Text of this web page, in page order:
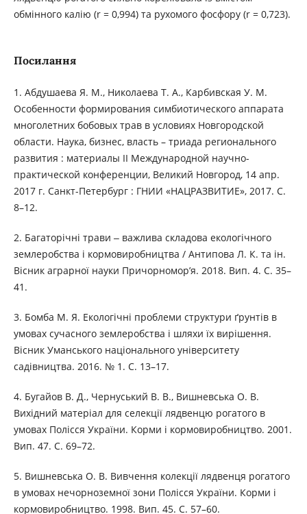
обмінного калію (r = 0,994) та рухомого фосфору (r = 0,723).
Посилання
1. Абдушаева Я. М., Николаева Т. А., Карбивская У. М.
Особенности формирования симбиотического аппарата
многолетних бобовых трав в условиях Новгородской
области. Наука, бизнес, власть – триада регионального
развития : материалы ІІ Международной научно-
практической конференции, Великий Новгород, 14 апр.
2017 г. Санкт-Петербург : ГНИИ «НАЦРАЗВИТИЕ», 2017. С.
8–12.
2. Багаторічні трави ‒ важлива складова екологічного
землеробства і кормовиробництва / Антипова Л. К. та ін.
Вісник аграрної науки Причорномор’я. 2018. Вип. 4. C. 35–
41.
3. Бомба М. Я. Екологічні проблеми структури ґрунтів в
умовах сучасного землеробства і шляхи їх вирішення.
Вісник Уманського національного університету
садівництва. 2016. № 1. С. 13–17.
4. Бугайов В. Д., Чернуський В. В., Вишневська О. В.
Вихідний матеріал для селекції лядвенцю рогатого в
умовах Полісся України. Корми і кормовиробництво. 2001.
Вип. 47. С. 69–72.
5. Вишневська О. В. Вивчення колекції лядвенця рогатого
в умовах нечорноземної зони Полісся України. Корми і
кормовиробництво. 1998. Вип. 45. С. 57–60.